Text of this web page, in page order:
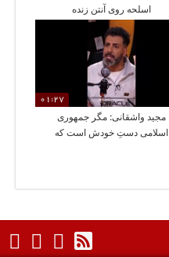
اسلحه روی آنتن زنده
01:27
مجید واشقانی: مگر جمهوری
اسلامی دستِ خودش است که